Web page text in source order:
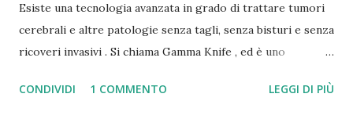
Esiste una tecnologia avanzata in grado di trattare tumori
cerebrali e altre patologie senza tagli, senza bisturi e senza
ricoveri invasivi . Si chiama Gamma Knife , ed è uno
precisione , usato in alcune delle migliori strutture
CONDIVIDI 1 COMMENTO LEGGI DI PIÙ